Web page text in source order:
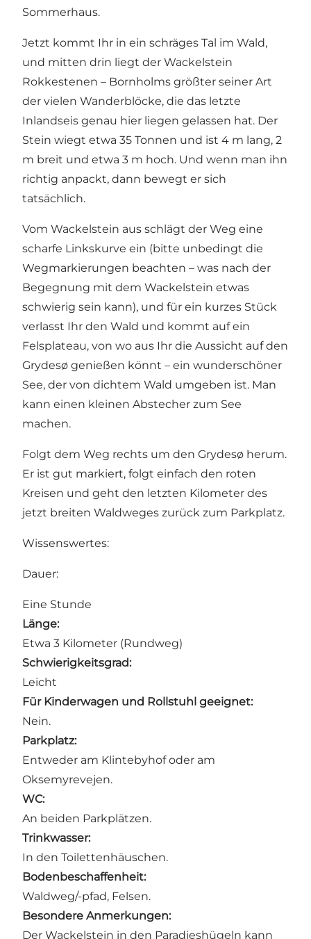
Sommerhaus.
Jetzt kommt Ihr in ein schräges Tal im Wald,
und mitten drin liegt der Wackelstein
Rokkestenen – Bornholms größter seiner Art
der vielen Wanderblöcke, die das letzte
Inlandseis genau hier liegen gelassen hat. Der
Stein wiegt etwa 35 Tonnen und ist 4 m lang, 2
m breit und etwa 3 m hoch. Und wenn man ihn
richtig anpackt, dann bewegt er sich
tatsächlich.
Vom Wackelstein aus schlägt der Weg eine
scharfe Linkskurve ein (bitte unbedingt die
Wegmarkierungen beachten – was nach der
Begegnung mit dem Wackelstein etwas
schwierig sein kann), und für ein kurzes Stück
verlasst Ihr den Wald und kommt auf ein
Felsplateau, von wo aus Ihr die Aussicht auf den
Grydesø genießen könnt – ein wunderschöner
See, der von dichtem Wald umgeben ist. Man
kann einen kleinen Abstecher zum See
machen.
Folgt dem Weg rechts um den Grydesø herum.
Er ist gut markiert, folgt einfach den roten
Kreisen und geht den letzten Kilometer des
jetzt breiten Waldweges zurück zum Parkplatz.
Wissenswertes:
Dauer:
Eine Stunde
Länge:
Etwa 3 Kilometer (Rundweg)
Schwierigkeitsgrad:
Leicht
Für Kinderwagen und Rollstuhl geeignet:
Nein.
Parkplatz:
Entweder am Klintebyhof oder am
Oksemyrevejen.
WC:
An beiden Parkplätzen.
Trinkwasser:
In den Toilettenhäuschen.
Bodenbeschaffenheit:
Waldweg/-pfad, Felsen.
Besondere Anmerkungen:
Der Wackelstein in den Paradieshügeln kann